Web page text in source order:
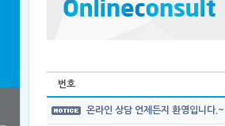
번호
온라인 상담 언제든지 환영입니다